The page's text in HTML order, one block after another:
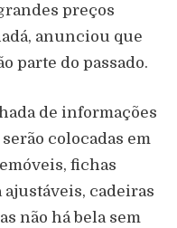
preços
anunciou que
parte do passado.
de informações
colocadas em
fichas
ajustáveis, cadeiras
não há bela sem